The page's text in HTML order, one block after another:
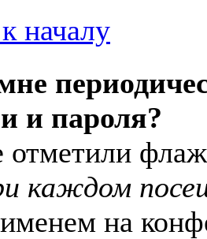
началу
и пароля?
отметили
каждом
на